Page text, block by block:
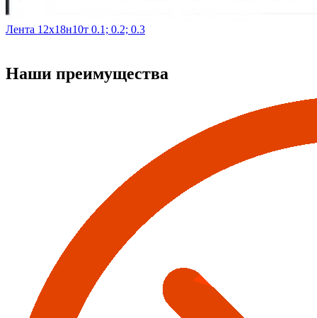
Лента 12х18н10т 0.1; 0.2; 0.3
Наши преимущества